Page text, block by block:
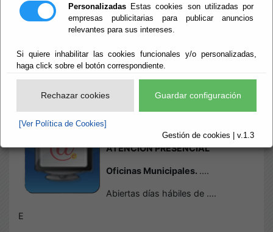
Personalizadas Estas cookies son utilizadas por
empresas publicitarias para publicar anuncios
relevantes para sus intereses.
Si quiere inhabilitar las cookies funcionales y/o personalizadas,
haga click sobre el botón correspondiente.
Rechazar cookies Guardar configuración
[Ver Política de Cookies]
Gestión de cookies | v.1.3
Sede Electrónica
Oficinas de
Atención
Escuchar
TELÉFONOS Y HORARIOS DE
ATENCIÓN PRESENCIAL
Oficinas Municipales. ....
Abiertas días hábiles de ....
E